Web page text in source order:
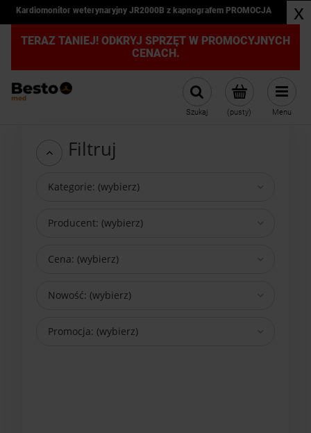
Kardiomonitor weterynaryjny JR2000B z kapnografem PROMOCJA x
TERAZ TANIEJ! ODKRYJ SPRZĘT W PROMOCYJNYCH
CENACH.
(pusty)
Szukaj Menu
Filtruj
Kategorie: (wybierz)
Producent: (wybierz)
Cena: (wybierz)
Nowość: (wybierz)
Promocja: (wybierz)